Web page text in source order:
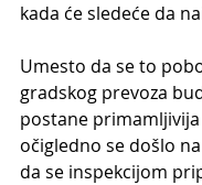
kada će sledeće da
Umesto da se to
gradskog prevoza
postane
očigledno se došlo
da se inspekcijom